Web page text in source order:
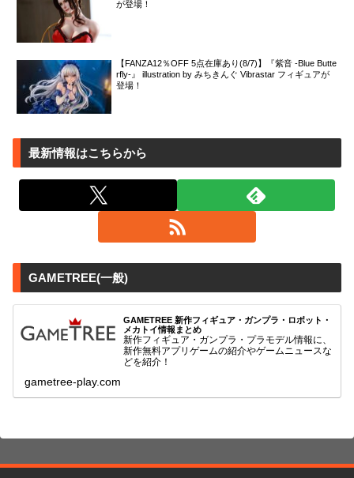
が登場！
【FANZA12％OFF 5点在庫あり(8/7)】『紫音 -Blue Butte
rfly-』 illustration by みちきんぐ Vibrastar フィギュアが
登場！
最新情報はこちらから
GAMETREE(一般)
GAMETREE 新作フィギュア・ガンプラ・ロボット・
メカトイ情報まとめ
新作フィギュア・ガンプラ・プラモデル情報に、
新作無料アプリゲームの紹介やゲームニュースな
どを紹介！
gametree-play.com